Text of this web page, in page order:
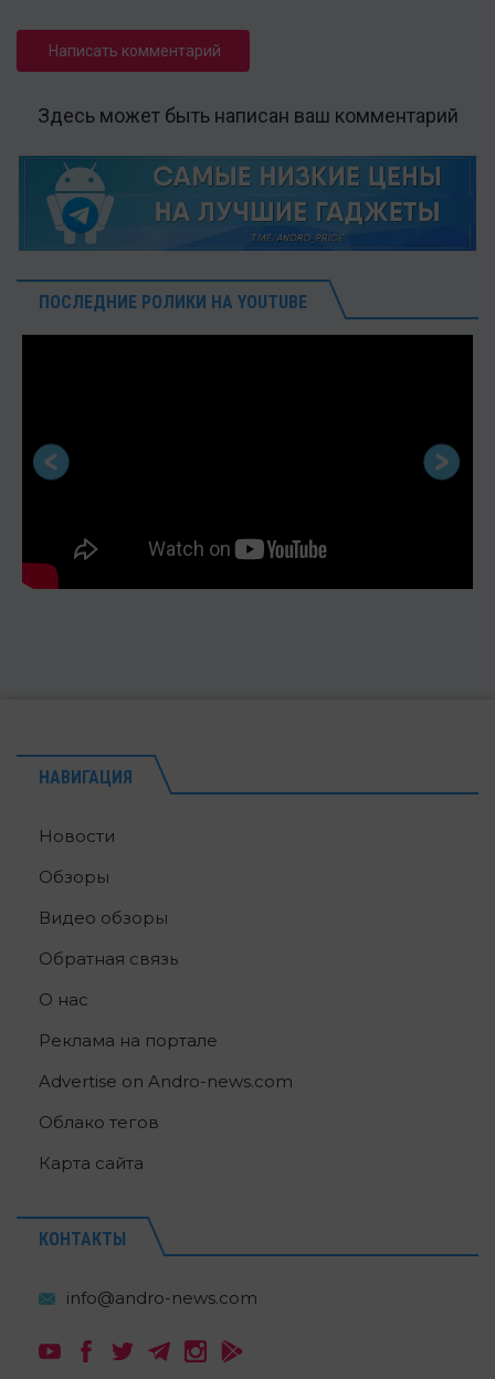
Написать комментарий
Здесь может быть написан ваш комментарий
ПОСЛЕДНИЕ РОЛИКИ НА YOUTUBE
НАВИГАЦИЯ
Новости
Обзоры
Видео обзоры
Обратная связь
О нас
Реклама на портале
Advertise on Andro-news.com
Облако тегов
Карта сайта
КОНТАКТЫ